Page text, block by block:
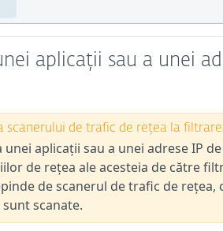
aplicații sau a unei
scanerului de trafic de rețea la
unei aplicații sau a unei adrese IP
de rețea ale acesteia de către
de scanerul de trafic de
scanate.